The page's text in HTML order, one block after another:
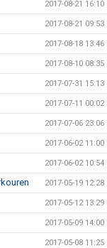
2017-08-21 16:10
2017-08-21 09:53
2017-08-18 13:46
2017-08-10 08:35
2017-07-31 15:13
2017-07-11 00:02
2017-07-06 23:06
2017-06-02 11:00
2017-06-02 10:54
2017-05-19 12:28
2017-05-12 13:29
2017-05-09 14:00
2017-05-08 11:25